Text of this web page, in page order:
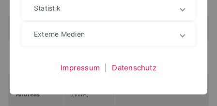
Andreas
(VWA)
Statistik
Externe Medien
Impressum Datenschutz